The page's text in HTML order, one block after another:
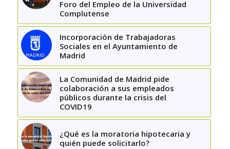
Foro del Empleo de la Universidad
Complutense
Incorporación de Trabajadoras
Sociales en el Ayuntamiento de
Madrid
La Comunidad de Madrid pide
colaboración a sus empleados
públicos durante la crisis del
COVID19
¿Qué es la moratoria hipotecaria y
quién puede solicitarlo?